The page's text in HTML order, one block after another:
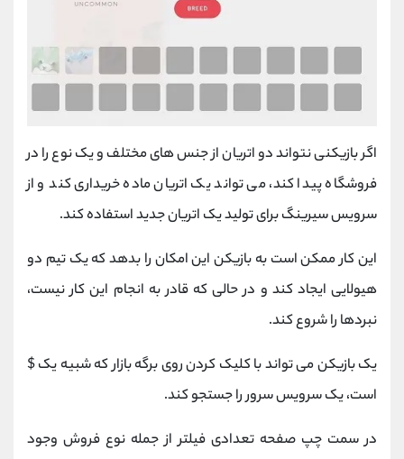
اگر بازیکنی نتواند دو اتریان از جنس های مختلف و یک نوع را در
فروشگاه پیدا کند، می تواند یک اتریان ماده خریداری کند و از
سرویس سیرینگ برای تولید یک اتریان جدید استفاده کند.
این کار ممکن است به بازیکن این امکان را بدهد که یک تیم دو
هیولایی ایجاد کند و در حالی که قادر به انجام این کار نیست،
نبردها را شروع کند.
یک بازیکن می تواند با کلیک کردن روی برگه بازار که شبیه یک $
است، یک سرویس سرور را جستجو کند.
در سمت چپ صفحه تعدادی فیلتر از جمله نوع فروش وجود